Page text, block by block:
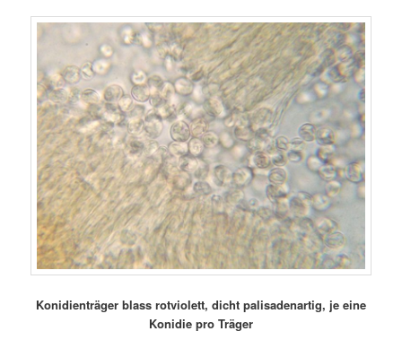
Konidienträger blass rotviolett, dicht palisadenartig, je eine
Konidie pro Träger